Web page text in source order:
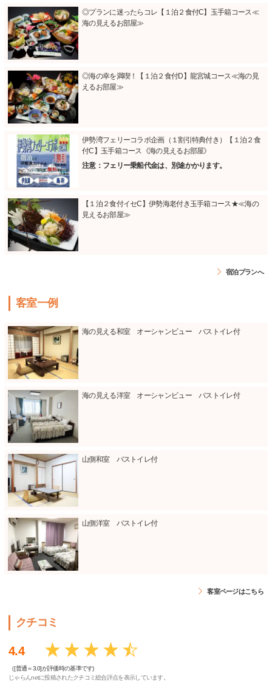
◎プランに迷ったらコレ【１泊２食付C】玉手箱コース≪
海の見えるお部屋≫
◎海の幸を満喫！【１泊２食付D】龍宮城コース≪海の見
えるお部屋≫
伊勢湾フェリーコラボ企画（１割引特典付き）【１泊２食
付C】玉手箱コース《海の見えるお部屋》
注意：フェリー乗船代金は、別途かかります。
【１泊２食付イセC】伊勢海老付き玉手箱コース★≪海の
見えるお部屋≫
宿泊プランへ
客室一例
海の見える和室 オーシャンビュー バストイレ付
海の見える洋室 オーシャンビュー バストイレ付
山側和室 バストイレ付
山側洋室 バストイレ付
客室ページはこちら
クチコミ
4.4
（[普通＝3.0]が評価時の基準です)
じゃらんnetに投稿されたクチコミ総合評点を表示しています。